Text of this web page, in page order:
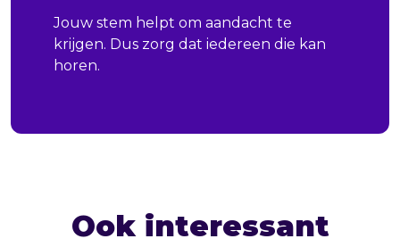
Jouw stem helpt om aandacht te
krijgen. Dus zorg dat iedereen die kan
horen.
Ook interessant